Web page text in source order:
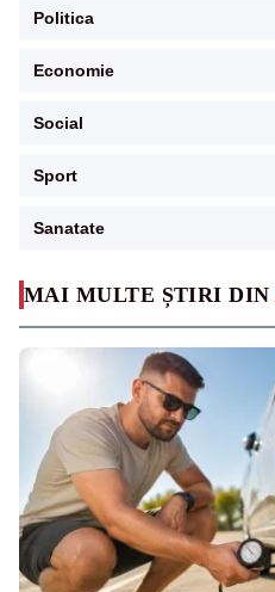
MAI MULTE ȘTIRI DIN
Politica
Economie
Social
Sport
Sanatate